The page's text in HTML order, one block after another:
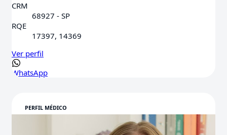
CRM
68927 - SP
RQE
17397, 14369
Ver perfil
WhatsApp